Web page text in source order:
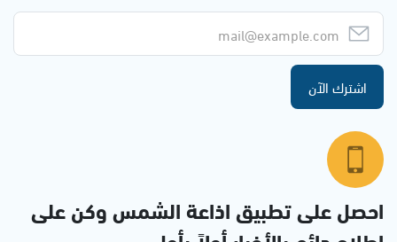
اشترك الآن
احصل على تطبيق اذاعة الشمس وكن على